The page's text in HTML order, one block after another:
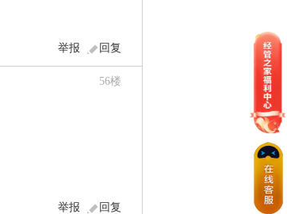
回复
举报
56楼
回复
举报